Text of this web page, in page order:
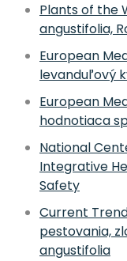
Plants of the
angustifolia,
European
levanduľový
European
hodnotiaca
National
Integrative
Safety
Current
pestovania,
angustifolia